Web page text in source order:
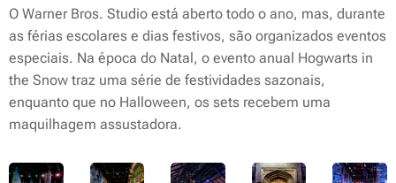
O Warner Bros. Studio está aberto todo o ano, mas, durante
as férias escolares e dias festivos, são organizados eventos
especiais. Na época do Natal, o evento anual Hogwarts in
the Snow traz uma série de festividades sazonais,
enquanto que no Halloween, os sets recebem uma
maquilhagem assustadora.